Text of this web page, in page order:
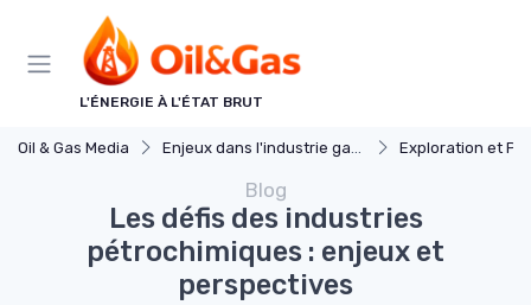
L'ÉNERGIE À L'ÉTAT BRUT
Oil & Gas Media Enjeux dans l'industrie gaz et petrole Exploration et
Blog
Les défis des industries
pétrochimiques : enjeux et
perspectives
Panneau de gestion des cookies